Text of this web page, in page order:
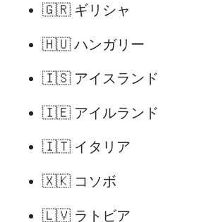
🇬🇷 ギリシャ
🇭🇺 ハンガリー
🇮🇸 アイスランド
🇮🇪 アイルランド
🇮🇹 イタリア
🇽🇰 コソボ
🇱🇻 ラトビア